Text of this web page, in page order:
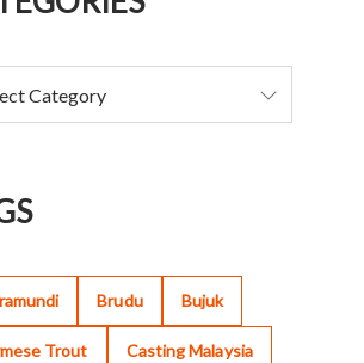
Brudu Bujuk
Trout Casting Malaysia